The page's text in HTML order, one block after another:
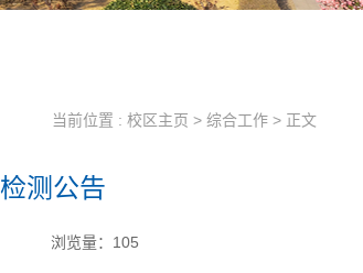
当前位置 : 校区主页 > 综合工作 > 正文
测公告
浏览量： 105